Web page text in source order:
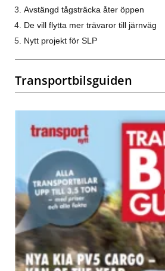
Avstängd tågsträcka åter öppen
De vill flytta mer trävaror till järnväg
Nytt projekt för SLP
Transportbilsguiden